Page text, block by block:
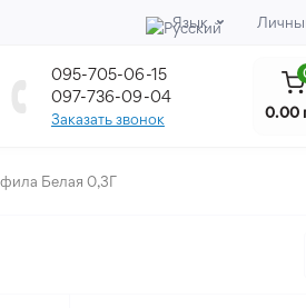
Язык
095-705-06-15
097-736-09-04
Заказать звонок 0.00
Белая 0,3Г